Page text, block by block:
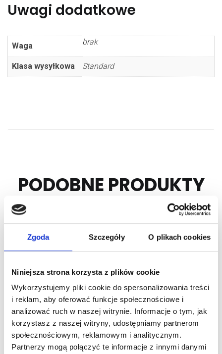
Zgoda Szczegóły O plikach cookies
Niniejsza strona korzysta z plików cookie
Wykorzystujemy pliki cookie do spersonalizowania treści
i reklam, aby oferować funkcje społecznościowe i
analizować ruch w naszej witrynie. Informacje o tym, jak
korzystasz z naszej witryny, udostępniamy partnerom
społecznościowym, reklamowym i analitycznym.
Partnerzy mogą połączyć te informacje z innymi danymi
Uwagi dodatkowe
Waga brak
Klasa wysyłkowa Standard
PODOBNE PRODUKTY
Nr Art.:25365
Uchwyt kółka
pośredniego grubość
2,5 mm, stosować
Nr Art.:25270
Kółko pośrednie
zabudowane 60 mm
do linki 3 mm system